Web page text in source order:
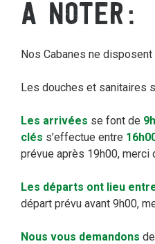
À NOTER
Nos Cabanes ne
Les douches et sanitaires
Les arrivées se font de
clés s’effectue entre
prévue après 19h00, merci
Les départs ont lieu
départ prévu avant 9h00,
Nous vous demandons